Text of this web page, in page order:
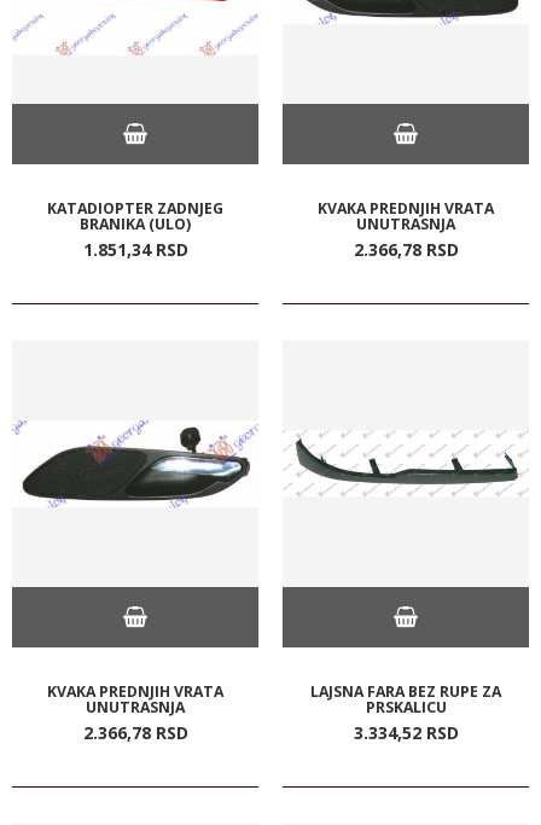
KATADIOPTER ZADNJEG
BRANIKA (ULO)
1.851,34 RSD
KVAKA PREDNJIH VRATA
UNUTRASNJA
2.366,78 RSD
KVAKA PREDNJIH VRATA
UNUTRASNJA
2.366,78 RSD
LAJSNA FARA BEZ RUPE ZA
PRSKALICU
3.334,52 RSD